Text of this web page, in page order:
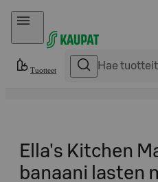
Hyppää sisältöön
Tuotteet
Ella's Kitchen
banaani lasten